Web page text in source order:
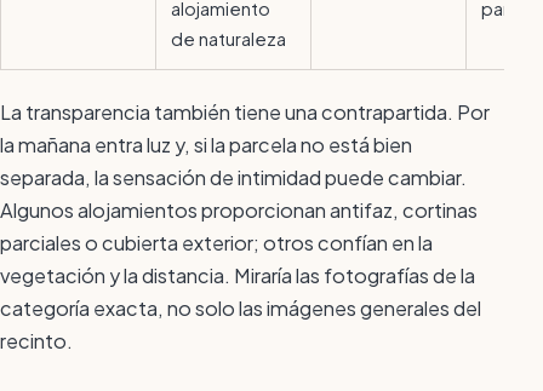
alojamiento
de naturaleza
La transparencia también tiene una contrapartida. Por
la mañana entra luz y, si la parcela no está bien
separada, la sensación de intimidad puede cambiar.
Algunos alojamientos proporcionan antifaz, cortinas
parciales o cubierta exterior; otros confían en la
vegetación y la distancia. Miraría las fotografías de la
categoría exacta, no solo las imágenes generales del
recinto.